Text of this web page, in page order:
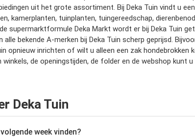
uit het grote assortiment. Bij Deka Tuin vindt u
kamerplanten, tuinplanten, tuingereedschap,
supermarktformule Deka Markt wordt er bij Deka Tuin
bekende A-merken bij Deka Tuin scherp geprijsd.
opnieuw inrichten of wilt u alleen een zak hondebrokken
de openingstijden, de folder en de webshop kunt u
Deka Tuin
week vinden?